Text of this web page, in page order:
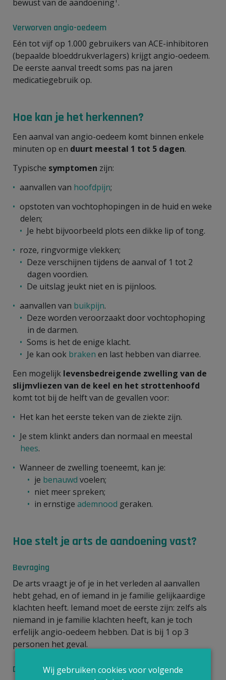
bewust van de aandoening .
Verworven angio-oedeem
Eén tot vijf op 1.000 gebruikers van ACE-inhibitoren
(bepaalde bloeddrukverlagers) krijgt angio-oedeem.
De eerste aanval treedt soms pas na jaren
medicatiegebruik op.
Hoe kan je het herkennen?
Een aanval van angio-oedeem komt binnen enkele
minuten op en duurt meestal 1 tot 5 dagen.
Typische symptomen zijn:
aanvallen van hoofdpijn;
opstoten van vochtophopingen in de huid en weke
delen;
Je hebt bijvoorbeeld plots een dikke lip of tong.
roze, ringvormige vlekken;
Deze verschijnen tijdens de aanval of 1 tot 2
dagen voordien.
De uitslag jeukt niet en is pijnloos.
aanvallen van buikpijn.
Deze worden veroorzaakt door vochtophoping
in de darmen.
Soms is het de enige klacht.
Je kan ook braken en last hebben van diarree.
Een mogelijk levensbedreigende zwelling van de
slijmvliezen van de keel en het strottenhoofd
komt tot bij de helft van de gevallen voor:
Het kan het eerste teken van de ziekte zijn.
Je stem klinkt anders dan normaal en meestal
hees.
Wanneer de zwelling toeneemt, kan je:
je benauwd voelen;
niet meer spreken;
in ernstige ademnood geraken.
Hoe stelt je arts de aandoening vast?
Bevraging
De arts vraagt je of je in het verleden al aanvallen
hebt gehad, en of iemand in je familie gelijkaardige
klachten heeft. Iemand moet de eerste zijn: zelfs als
niemand in je familie klachten heeft, kan je toch
erfelijk angio-oedeem hebben. Dat is bij 1 op 3
personen het geval.
DoorverwijzingWij gebruiken cookies voor volgende